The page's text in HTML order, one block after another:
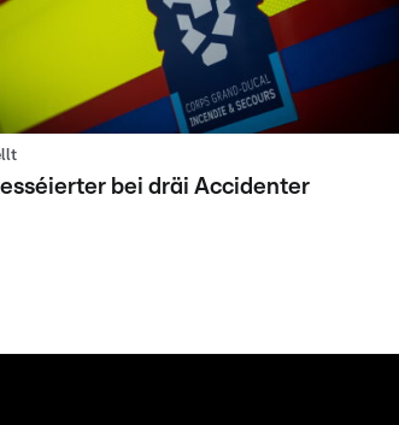
bei dräi Accidenter